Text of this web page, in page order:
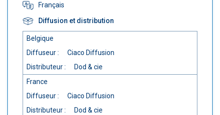
Français
Diffusion et distribution
Belgique
Diffuseur :
Ciaco Diffusion
Distributeur :
Dod & cie
France
Diffuseur :
Ciaco Diffusion
Distributeur :
Dod & cie